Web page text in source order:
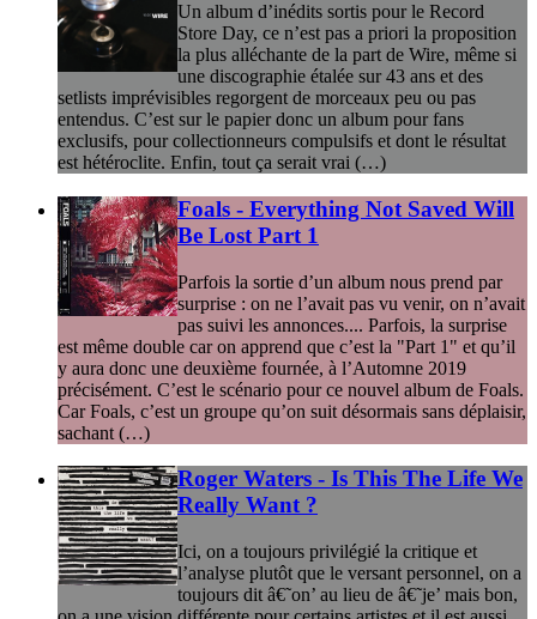
Un album d’inédits sortis pour le Record
Store Day, ce n’est pas a priori la proposition
la plus alléchante de la part de Wire, même si
une discographie étalée sur 43 ans et des
setlists imprévisibles regorgent de morceaux peu ou pas
entendus. C’est sur le papier donc un album pour fans
exclusifs, pour collectionneurs compulsifs et dont le résultat
est hétéroclite. Enfin, tout ça serait vrai (…)
Foals - Everything Not Saved Will
Be Lost Part 1
Parfois la sortie d’un album nous prend par
surprise : on ne l’avait pas vu venir, on n’avait
pas suivi les annonces.... Parfois, la surprise
est même double car on apprend que c’est la "Part 1" et qu’il
y aura donc une deuxième fournée, à l’Automne 2019
précisément. C’est le scénario pour ce nouvel album de Foals.
Car Foals, c’est un groupe qu’on suit désormais sans déplaisir,
sachant (…)
Roger Waters - Is This The Life We
Really Want ?
Ici, on a toujours privilégié la critique et
l’analyse plutôt que le versant personnel, on a
toujours dit â€˜on’ au lieu de â€˜je’ mais bon,